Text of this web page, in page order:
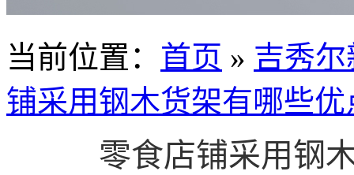
当前位置 ： 首页 » 吉秀
铺采用钢木货架有哪些优
零食店铺采用钢